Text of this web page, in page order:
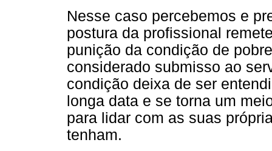
Nesse caso percebemos e
postura da profissional
punição da condição de
considerado submisso ao
condição deixa de ser
longa data e se torna um
para lidar com as suas
tenham.